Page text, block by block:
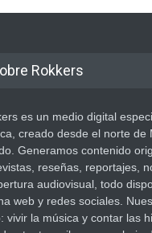
Rokkers
es un medio digital
creado desde el norte de
Generamos contenido
reseñas, reportajes,
audiovisual, todo
web y redes sociales.
vivir la música y contar las